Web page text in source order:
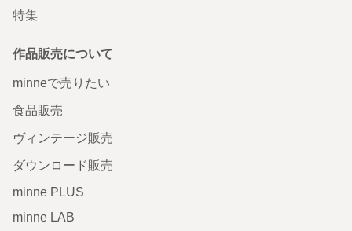
特集
作品販売について
minneで売りたい
食品販売
ヴィンテージ販売
ダウンロード販売
minne PLUS
minne LAB